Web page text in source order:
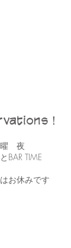
！
夜
BAR TIME
お休みです